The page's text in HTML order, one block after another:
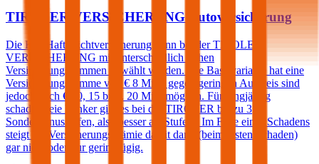
TIROLER VERSICHERUNG Autoversicherung
Die Kfz-Haftpflichtversicherung kann bei der TIROLER
VERSICHERUNG mit unterschiedlich hohen
Versicherungssummen gewählt werden. Die Basisvariante hat eine
Versicherungssumme von € 8 Mio., gegen geringen Aufpreis sind
jedoch auch € 10, 15 bzw. 20 Mio. möglich. Für langjährig
schadenfreie Lenker gibt es bei der TIROLER bis zu 3
Sonderbonusstufen, also besser als Stufe 0. Im Falle eines Schadens
steigt die Versicherungsprämie damit dann (beim ersten Schaden)
gar nicht oder nur geringfügig.